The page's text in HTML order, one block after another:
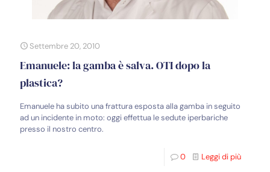
Settembre 20, 2010
Emanuele: la gamba è salva. OTI dopo la
plastica?
Emanuele ha subito una frattura esposta alla gamba in seguito
ad un incidente in moto: oggi effettua le sedute iperbariche
presso il nostro centro.
0 Leggi di più